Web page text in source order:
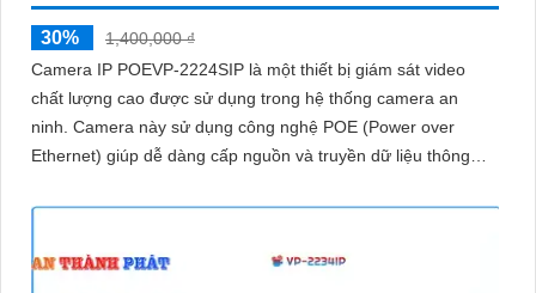
30%
1,400,000 ₫
Camera IP POEVP-2224SIP là một thiết bị giám sát video
chất lượng cao được sử dụng trong hệ thống camera an
ninh. Camera này sử dụng công nghệ POE (Power over
Ethernet) giúp dễ dàng cấp nguồn và truyền dữ liệu thông